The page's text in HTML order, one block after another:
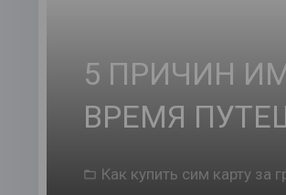
5 ПРИЧИН
ВРЕМЯ
Как купить сим карту за